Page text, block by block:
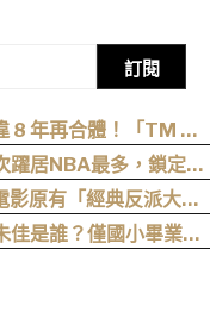
訂閱
8 年再合體！「TM 國
司、售票資訊一次看
躍居NBA最多，鎖定開
影原有「經典反派大混
爾斯注定加入 MCU
是誰？僅國小畢業人